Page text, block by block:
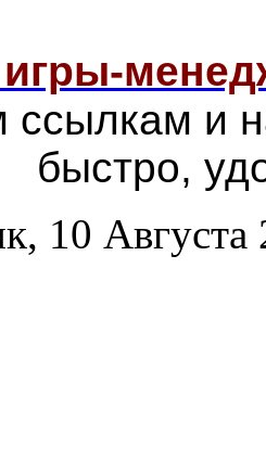
игры-
и
быстро,
10 Августа